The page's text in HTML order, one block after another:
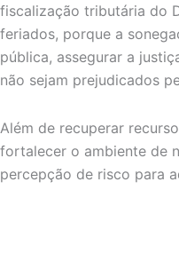
fiscalização tributária do
feriados, porque a
pública, assegurar a
não sejam prejudicados
Além de recuperar
fortalecer o ambiente de
percepção de risco para